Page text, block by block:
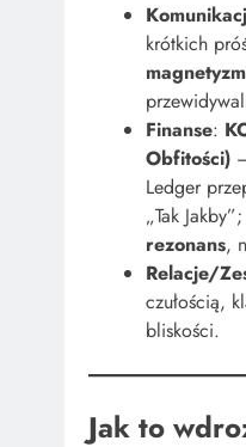
krótkich
Finanse:
Obfitości)
Ledger
„Tak
rezonans,
Relacje/
czułością,
bliskości.
Jak to